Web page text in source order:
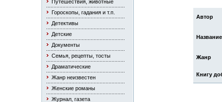
Путешествия, животные
Гороскопы, гадания и т.п.
Детективы
Детские
Документы
Семья, рецепты, тосты
Драматические
Жанр неизвестен
Женские романы
Журнал, газета
Автор
Название
Жанр
Книгу